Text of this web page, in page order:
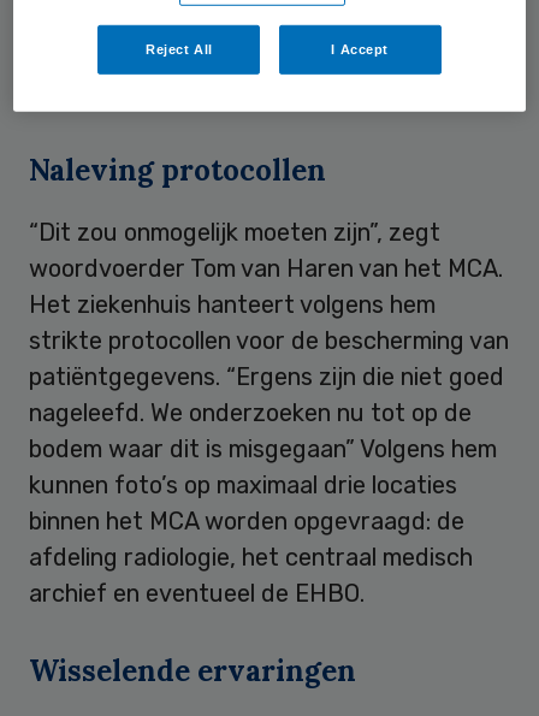
regels, waarbij onder anderen de
behandelend arts en de patiënt zelf
Naleving protocollen
“Dit zou onmogelijk moeten zijn”, zegt
woordvoerder Tom van Haren van het MCA.
Het ziekenhuis hanteert volgens hem
strikte protocollen voor de bescherming van
patiëntgegevens. “Ergens zijn die niet goed
nageleefd. We onderzoeken nu tot op de
bodem waar dit is misgegaan” Volgens hem
kunnen foto’s op maximaal drie locaties
binnen het MCA worden opgevraagd: de
afdeling radiologie, het centraal medisch
archief en eventueel de EHBO.
Wisselende ervaringen
Reject All I Accept